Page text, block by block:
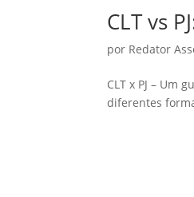
CLT vs
por Redator
CLT x PJ – Um
diferentes